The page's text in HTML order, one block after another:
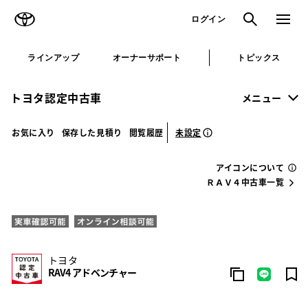
ログイン 検索 メニュ
ラインアップ オーナーサポート トピックス
トヨタ認定中古車 メニュー
お気に入り 保存した見積り 閲覧履歴 未設定
アイコンについて
ＲＡＶ４中古車一覧
トヨタ
RAV4 アドベンチャー